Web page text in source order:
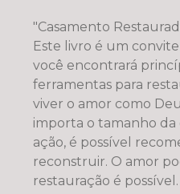
"Casamento
Este livro é um
você encontrará
ferramentas para
viver o amor como
importa o tamanho
ação, é possível
reconstruir. O amor pode ser renovado. A
restauração é possível.